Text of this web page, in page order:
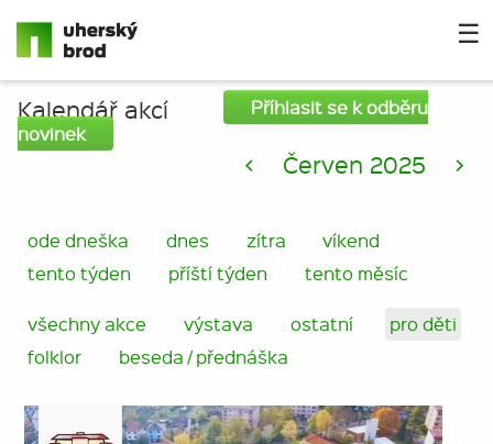
☰
Kalendář akcí
Příhlasit se k odběru
novinek
< Červen 2025 >
ode dneška dnes zítra
víkend
tento týden
příští týden tento měsíc
všechny akce výstava ostatní
pro děti
folklor
beseda / přednáška